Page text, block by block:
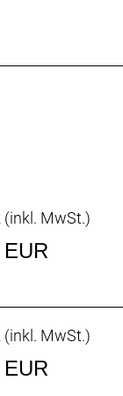
ein einfaches
Klettriemen
(inkl. MwSt.)
(inkl. MwSt.)